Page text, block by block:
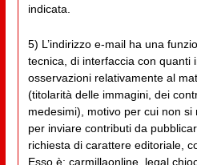
indicata.
5) L’indirizzo e-mail ha una
tecnica, di interfaccia con quanti
osservazioni relativamente al
(titolarità delle immagini, dei
medesimi), motivo per cui non
per inviare contributi da
richiesta di carattere editoriale,
Esso è: carmillaonline_legal